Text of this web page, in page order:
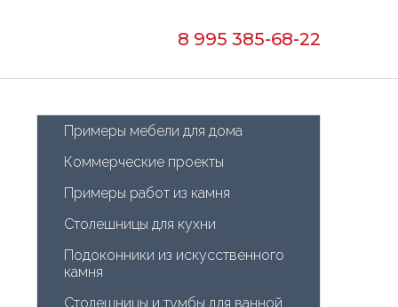
8 995 385-68-22
Примеры мебели для дома
Коммерческие проекты
Примеры работ из камня
Столешницы для кухни
Подоконники из искусственного
камня
Столешницы и тумбы для ванной